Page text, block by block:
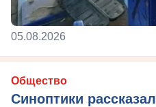
05.08.2026
Общество
Синоптики